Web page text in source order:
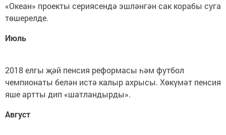
«Океан» проекты сериясендә эшләнгән сак корабы суга
төшерелде.
Июль
2018 елгы җәй пенсия реформасы һәм футбол
чемпионаты белән истә калыр ахрысы. Хөкүмәт пенсия
яше артты дип «шатландырды».
Август